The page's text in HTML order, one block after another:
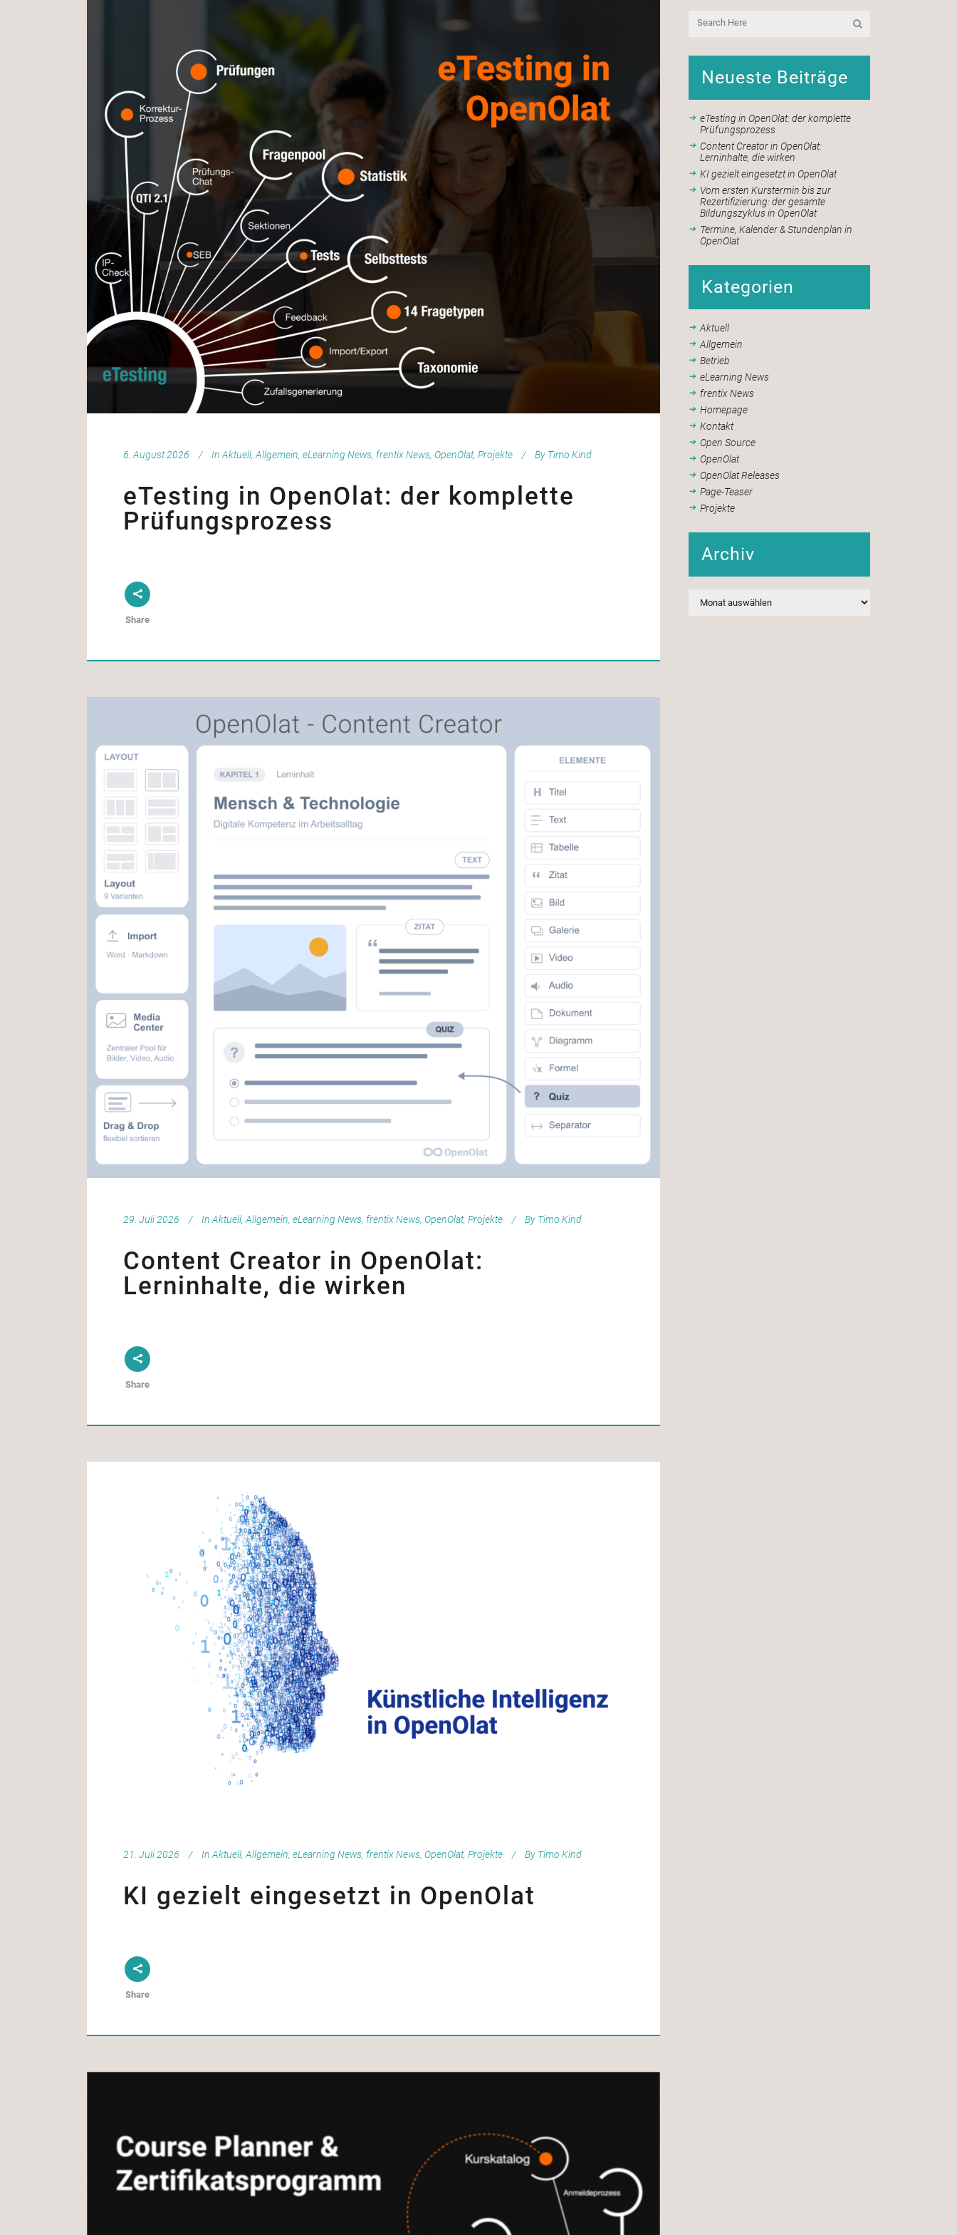
6. August 2026 In Aktuell, Allgemein, eLearning News, frentix News, OpenOlat, Projekte By Timo Kind
eTesting in OpenOlat: der komplette
Prüfungsprozess
Share
29. Juli 2026 In Aktuell, Allgemein, eLearning News, frentix News, OpenOlat, Projekte By Timo Kind
Content Creator in OpenOlat:
Lerninhalte, die wirken
Share
21. Juli 2026 In Aktuell, Allgemein, eLearning News, frentix News, OpenOlat, Projekte By Timo Kind
KI gezielt eingesetzt in OpenOlat
Share
Neueste Beiträge
eTesting in OpenOlat: der komplette
Prüfungsprozess
Content Creator in OpenOlat:
Lerninhalte, die wirken
KI gezielt eingesetzt in OpenOlat
Vom ersten Kurstermin bis zur
Rezertifizierung: der gesamte
Bildungszyklus in OpenOlat
Termine, Kalender & Stundenplan in
OpenOlat
Kategorien
Aktuell
Allgemein
Betrieb
eLearning News
frentix News
Homepage
Kontakt
Open Source
OpenOlat
OpenOlat Releases
Page-Teaser
Projekte
Archiv
Archiv